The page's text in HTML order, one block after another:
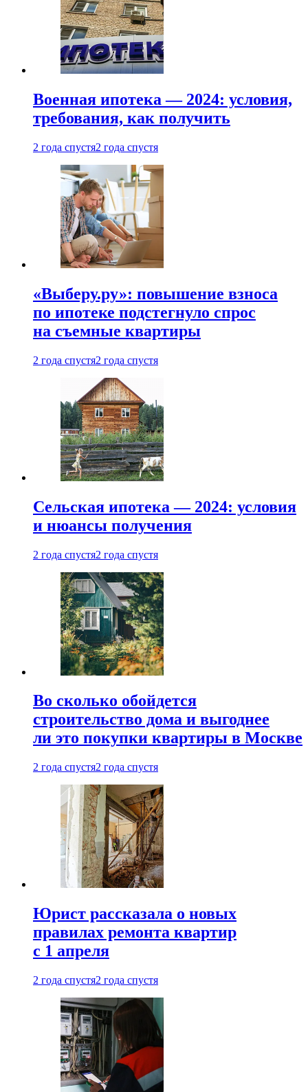
Военная ипотека — 2024: условия,
требования, как получить
2 года спустя2 года спустя
«Выберу.ру»: повышение взноса
по ипотеке подстегнуло спрос
на съемные квартиры
2 года спустя2 года спустя
Сельская ипотека — 2024: условия
и нюансы получения
2 года спустя2 года спустя
Во сколько обойдется
строительство дома и выгоднее
ли это покупки квартиры в Москве
2 года спустя2 года спустя
Юрист рассказала о новых
правилах ремонта квартир
с 1 апреля
2 года спустя2 года спустя